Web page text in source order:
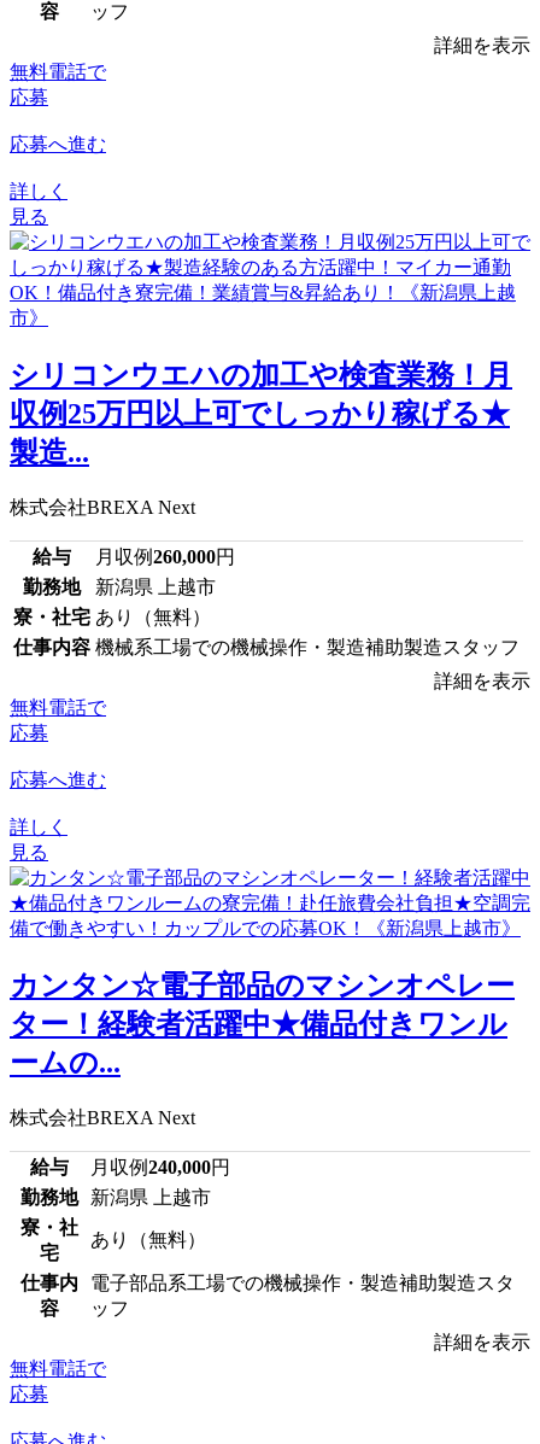
容
ッフ
詳細を表示
無料電話で
応募
応募へ進む
詳しく
見る
シリコンウエハの加工や検査業務！月
収例25万円以上可でしっかり稼げる★
製造...
株式会社BREXA Next
給与 月収例260,000円
勤務地
新潟県 上越市
寮・社宅 あり（無料）
仕事内容 機械系工場での機械操作・製造補助製造スタッフ
詳細を表示
無料電話で
応募
応募へ進む
詳しく
見る
カンタン☆電子部品のマシンオペレー
ター！経験者活躍中★備品付きワンル
ームの...
株式会社BREXA Next
給与 月収例240,000円
勤務地
新潟県 上越市
寮・社
宅
あり（無料）
仕事内
容
電子部品系工場での機械操作・製造補助製造スタ
ッフ
詳細を表示
無料電話で
応募